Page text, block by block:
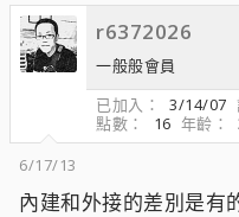
r6372026
一般般會員
已加入
3/14/07
點數
16 年齡
6/17/13
內建和外接的差別是有